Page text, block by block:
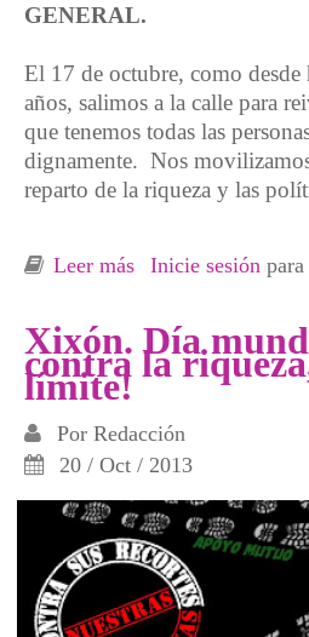
GENERAL.
El 17 de octubre, como desde
años, salimos a la calle para
que tenemos todas las
dignamente. Nos
reparto de la riqueza y las
Leer más sobre Xixón. Dia
Inicie sesión
Xixón. Día
contra la
límite!
Por Redacción
20 / Oct / 2013